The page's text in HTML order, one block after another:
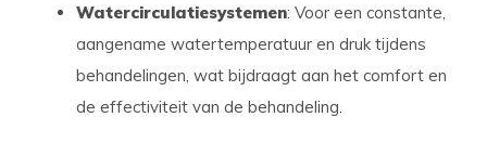
Watercirculatiesystemen: Voor een constante,
aangename watertemperatuur en druk tijdens
behandelingen, wat bijdraagt aan het comfort en
de effectiviteit van de behandeling.